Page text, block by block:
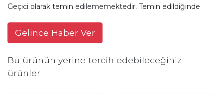
Geçici olarak temin edilememektedir. Temin edildiğinde
Gelince Haber Ver
Bu ürünün yerine tercih edebileceğiniz
ürünler